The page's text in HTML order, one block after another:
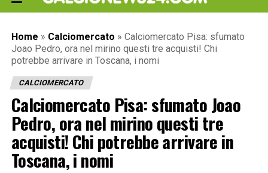
Home » Calciomercato » Calciomercato Pisa: sfumato
Joao Pedro, ora nel mirino questi tre acquisti! Chi
potrebbe arrivare in Toscana, i nomi
CALCIOMERCATO
Calciomercato Pisa: sfumato Joao
Pedro, ora nel mirino questi tre
acquisti! Chi potrebbe arrivare in
Toscana, i nomi